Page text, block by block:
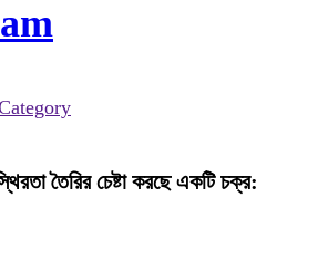
তৈরির চেষ্টা করছে একটি চক্র: